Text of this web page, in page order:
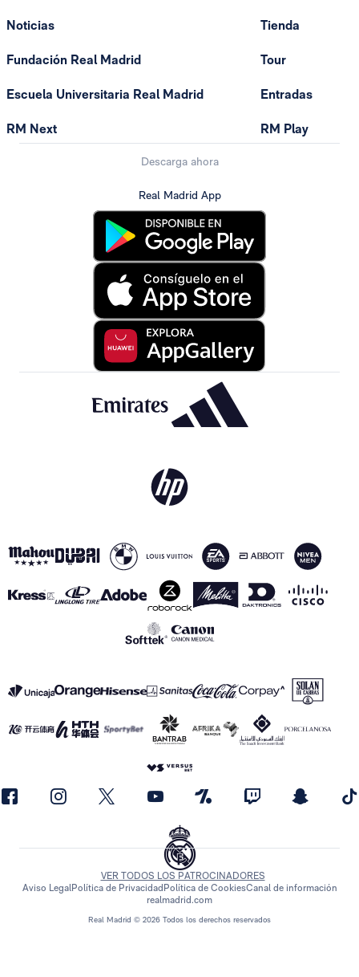
Noticias
Fundación Real Madrid
Escuela Universitaria Real Madrid
RM Next
Tienda
Tour
Entradas
RM Play
Descarga ahora
Real Madrid App
Real Madrid © 2026 Todos los derechos reservados
VER TODOS LOS PATROCINADORES
Aviso LegalPolítica de Privacidad Política de CookiesCanal de información
realmadrid.com